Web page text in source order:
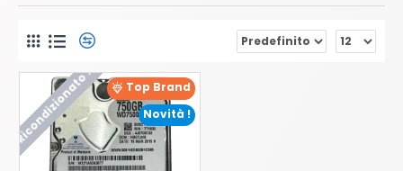
Novità !
Top Brand
Ricondizionato !